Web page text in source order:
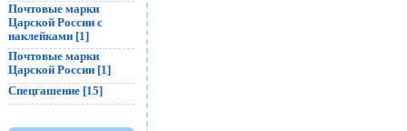
Почтовые марки
Царской России с
наклейками [1]
Почтовые марки
Царской России [1]
Спецгашение [15]